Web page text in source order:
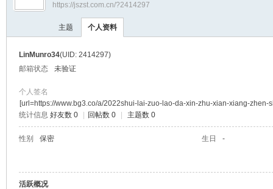
›
https://jszst.com.cn/?2414297
主题 个人资料
LinMunro34(UID: 2414297)
邮箱状态
未验证
个人签名
[url=https://www.bg3.co/a/2022shui-lai-zuo-lao-da-xin-zhu-xian-xiang-zhen-
统计信息 好友数 0 回帖数 0 主题数 0
性别 保密 生日 -
活跃概况